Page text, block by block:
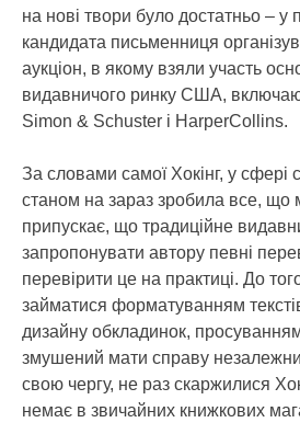
на нові твори було достатньо – у
кандидата письменниця
аукціон, в якому взяли участь
видавничого ринку США,
Simon & Schuster і HarperCollins.
За словами самої Хокінг, у сфері
станом на зараз зробила все, що
припускає, що традиційне
запропонувати автору певні
перевірити це на практиці. До
займатися форматуванням
дизайну обкладинок,
змушений мати справу
свою чергу, не раз скаржилися
немає в звичайних книжкових